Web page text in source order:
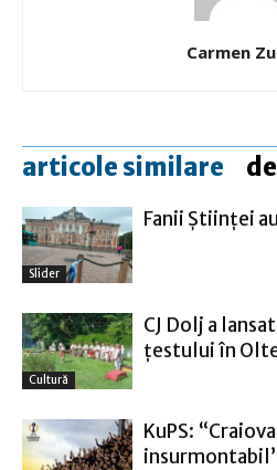
Carmen
articole similare
Slider
Fanii Ştiinţei
Cultură
CJ Dolj a
țestului în
KuPS: